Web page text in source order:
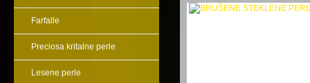
Farfalle
Preciosa kritalne perle
Lesene perle